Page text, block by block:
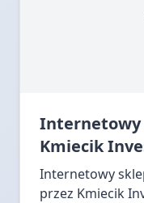
Internetowy
Kmiecik
Internetowy
przez Kmiecik